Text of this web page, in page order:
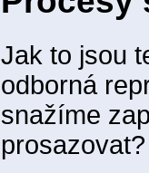
Jak to jsou
odborná
snažíme
prosazovat?